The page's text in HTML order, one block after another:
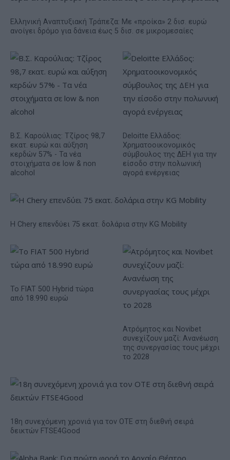
Ελληνική Αναπτυξιακή Τράπεζα: Με «προίκα» 2 δισ. ευρώ
ανοίγει δρόμο για δάνεια έως 5 δισ. σε μικρομεσαίες
Β.Σ. Καρούλιας: Τζίρος 98,7
εκατ. ευρώ και αύξηση
κερδών 57% - Τα νέα
στοιχήματα σε low & non
alcohol
Deloitte Ελλάδος:
Χρηματοοικονομικός
σύμβουλος της ΔΕΗ για την
είσοδο στην πολωνική
αγορά ενέργειας
Η Chery επενδύει 75 εκατ. δολάρια στην KG Mobility
Το FIAT 500 Hybrid τώρα
από 18.990 ευρώ
Ατρόμητος και Novibet
συνεχίζουν μαζί: Ανανέωση
της συνεργασίας τους μέχρι
το 2028
18η συνεχόμενη χρονιά για τον ΟΤΕ στη διεθνή σειρά
δεικτών FTSE4Good